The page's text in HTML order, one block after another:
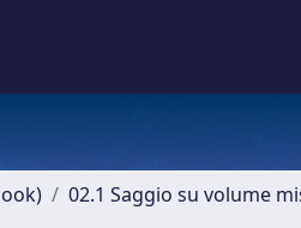
02.1 Saggio su volume